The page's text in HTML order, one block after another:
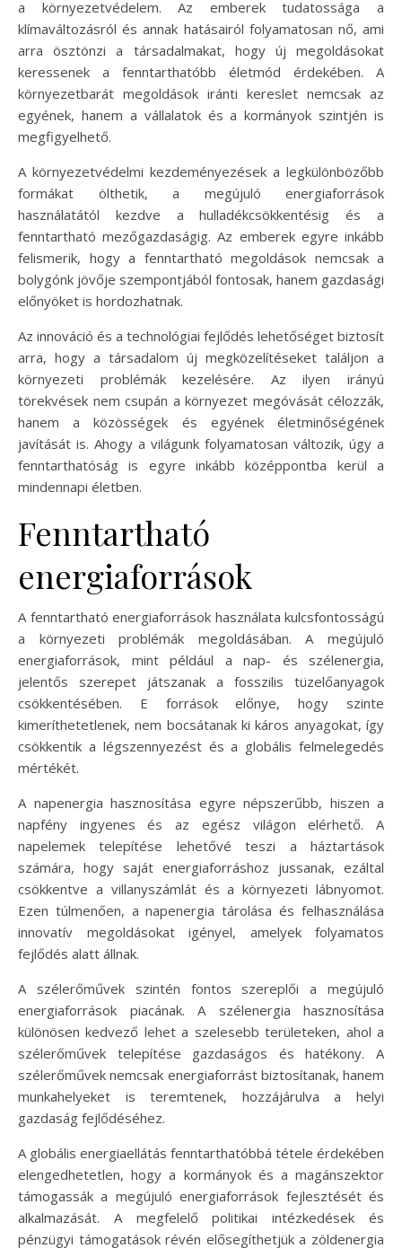
a környezetvédelem. Az emberek tudatossága a
klímaváltozásról és annak hatásairól folyamatosan nő, ami
arra ösztönzi a társadalmakat, hogy új megoldásokat
keressenek a fenntarthatóbb életmód érdekében. A
környezetbarát megoldások iránti kereslet nemcsak az
egyének, hanem a vállalatok és a kormányok szintjén is
megfigyelhető.
A környezetvédelmi kezdeményezések a legkülönbözőbb
formákat ölthetik, a megújuló energiaforrások
használatától kezdve a hulladékcsökkentésig és a
fenntartható mezőgazdaságig. Az emberek egyre inkább
felismerik, hogy a fenntartható megoldások nemcsak a
bolygónk jövője szempontjából fontosak, hanem gazdasági
előnyöket is hordozhatnak.
Az innováció és a technológiai fejlődés lehetőséget biztosít
arra, hogy a társadalom új megközelítéseket találjon a
környezeti problémák kezelésére. Az ilyen irányú
törekvések nem csupán a környezet megóvását célozzák,
hanem a közösségek és egyének életminőségének
javítását is. Ahogy a világunk folyamatosan változik, úgy a
fenntarthatóság is egyre inkább középpontba kerül a
mindennapi életben.
Fenntartható
energiaforrások
A fenntartható energiaforrások használata kulcsfontosságú
a környezeti problémák megoldásában. A megújuló
energiaforrások, mint például a nap- és szélenergia,
jelentős szerepet játszanak a fosszilis tüzelőanyagok
csökkentésében. E források előnye, hogy szinte
kimeríthetetlenek, nem bocsátanak ki káros anyagokat, így
csökkentik a légszennyezést és a globális felmelegedés
mértékét.
A napenergia hasznosítása egyre népszerűbb, hiszen a
napfény ingyenes és az egész világon elérhető. A
napelemek telepítése lehetővé teszi a háztartások
számára, hogy saját energiaforráshoz jussanak, ezáltal
csökkentve a villanyszámlát és a környezeti lábnyomot.
Ezen túlmenően, a napenergia tárolása és felhasználása
innovatív megoldásokat igényel, amelyek folyamatos
fejlődés alatt állnak.
A szélerőművek szintén fontos szereplői a megújuló
energiaforrások piacának. A szélenergia hasznosítása
különösen kedvező lehet a szelesebb területeken, ahol a
szélerőművek telepítése gazdaságos és hatékony. A
szélerőművek nemcsak energiaforrást biztosítanak, hanem
munkahelyeket is teremtenek, hozzájárulva a helyi
gazdaság fejlődéséhez.
A globális energiaellátás fenntarthatóbbá tétele érdekében
elengedhetetlen, hogy a kormányok és a magánszektor
támogassák a megújuló energiaforrások fejlesztését és
alkalmazását. A megfelelő politikai intézkedések és
pénzügyi támogatások révén elősegíthetjük a zöldenergia